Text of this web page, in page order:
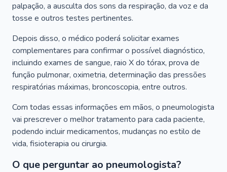
palpação, a ausculta dos sons da respiração, da voz e da
tosse e outros testes pertinentes.
Depois disso, o médico poderá solicitar exames
complementares para confirmar o possível diagnóstico,
incluindo exames de sangue, raio X do tórax, prova de
função pulmonar, oximetria, determinação das pressões
respiratórias máximas, broncoscopia, entre outros.
Com todas essas informações em mãos, o pneumologista
vai prescrever o melhor tratamento para cada paciente,
podendo incluir medicamentos, mudanças no estilo de
vida, fisioterapia ou cirurgia.
O que perguntar ao pneumologista?